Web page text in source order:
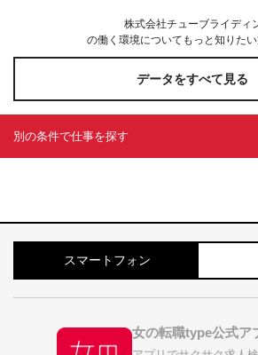
株式会社チューブライディ
の働く環境についてもっと知りた
データをすべて見る
別の条件で仕事を探す
スマートフォン
女の転職type公式ア